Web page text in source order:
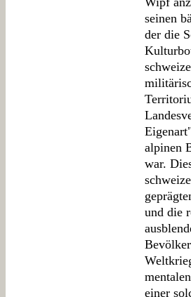
seinen
der die
alpinen
war.
und die
einer